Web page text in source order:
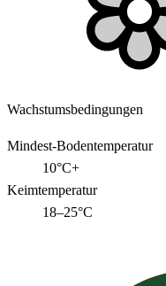
Wachstumsbedingungen
Mindest-Bodentemperatur
10°C+
Keimtemperatur
18–25°C